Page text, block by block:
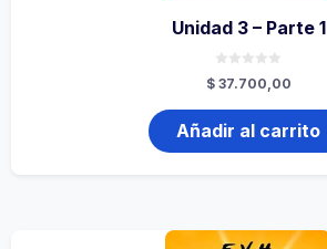
Unidad 3 – Parte 1
0
de
$37.700,00
Añadir al carrito